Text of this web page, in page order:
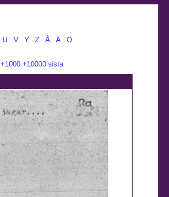
U V Y Z Å Ä Ö
+1000 +10000 sista